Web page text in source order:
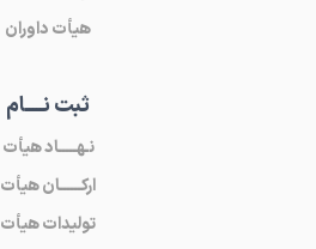
هیأت داوران
ثبت نـــــام
نـهـــــاد هیأت
ارکــــــان هیأت
تولیدات هیأت